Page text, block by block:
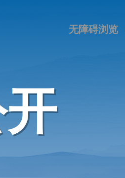
无障碍浏览